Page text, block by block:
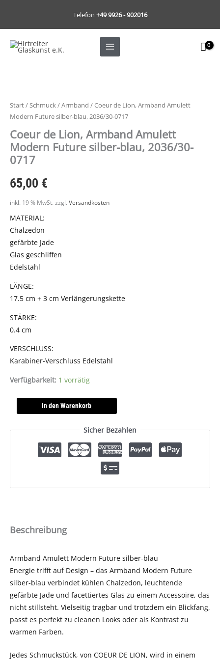
springen
Telefon +49 9926 - 902016
Start/Schmuck/Armband / Coeur de Lion, Armband Amulett
Modern Future silber-blau, 2036/30-0717
Coeur de Lion, Armband Amulett
Modern Future silber-blau, 2036/30-
0717
65,00 €
inkl. 19 % MwSt. zzgl. Versandkosten
MATERIAL:
Chalzedon
gefärbte Jade
Glas geschliffen
Edelstahl
LÄNGE:
17.5 cm + 3 cm Verlängerungskette
STÄRKE:
0.4 cm
VERSCHLUSS:
Karabiner-Verschluss Edelstahl
Verfügbarkeit: 1 vorrätig
Lion,
Armband
Amulett
Modern
Future
silber-
blau,
2036/30-
0717
Menge
In den Warenkorb
Sicher Bezahlen
Beschreibung
Armband Amulett Modern Future silber-blau
Energie trifft auf Design – das Armband Modern Future
silber-blau verbindet kühlen Chalzedon, leuchtende
gefärbte Jade und facettiertes Glas zu einem Accessoire, das
nicht stillsteht. Vielseitig tragbar und trotzdem ein Blickfang,
passt es perfekt zu cleanen Looks oder als Kontrast zu
warmen Farben.
Jedes Schmuckstück, von COEUR DE LION, wird in einem